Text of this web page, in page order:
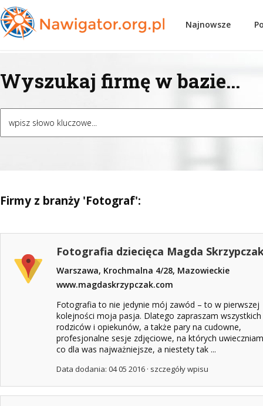
Najnowsze
Wyszukaj firmę w bazie...
Firmy z branży 'Fotograf':
Fotografia dziecięca Magda
Warszawa, Krochmalna 4/28, Mazowieckie
www.magdaskrzypczak.com
Fotografia to nie jedynie mój zawód – to w pierwszej
kolejności moja pasja. Dlatego zapraszam wszystkich
rodziców i opiekunów, a także pary na cudowne,
profesjonalne sesje zdjęciowe, na których
co dla was najważniejsze, a niestety tak ...
Data dodania: 04 05 2016 · szczegóły wpisu